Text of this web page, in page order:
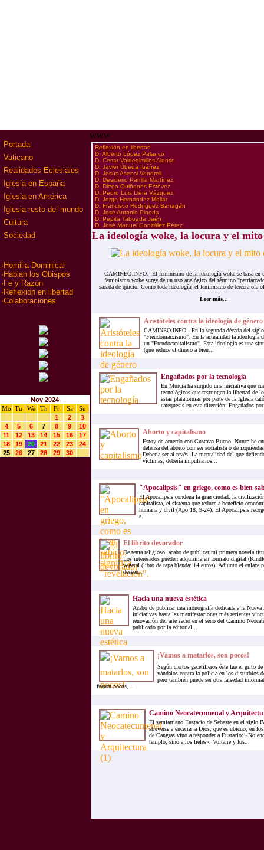
Portada
Vaticano
Realidades Eclesiales
Iglesia en España
Iglesia en América
Iglesia resto del mundo
Cultura
Sociedad
· Homilia Dominical
· Hablan los Obispos
· Fe y Razón
· Reflexion en libertad
·Colaboraciones
Nov 2024
Mo
Tu We Th Fr Sa
Su
1
2
3
4
5 6 7 8 9
10
11
12 13 14 15 16
17
18
19 20 21 22 23
24
25
26 27 28 29 30
www
·Reflexión en libertad
·D. Alberto López Palanco
·D. Cesar Valdeolmillos Alonso
·D. Javier Úbeda Ibáñez
·D. Jesús Asensi Vendrell
·D. Desiderio Parrilla Martínez
·D. Diego Quiñones Estévez
·D. Pedro Luis Llera Vázquez
·D. Jorge Hernández Mollar
·D. Francisco Rodríguez Barragán
·D. José Antonio Pineda
·D. Pepita Taboada Jaén
·D. José Manuel González Pérez
La ideología woke, la locura y el
CAMINEO.INFO.- El feminismo de la ideología woke se basa en
feminismo woke surge de un uso analógico del término
sacada de quicio. Como toda ideología, el feminismo de tercera ola
Leer más...
Aristóteles contra la ideología de género
CAMINEO.INFO.- En la segunda década del
"Freudomarxismo". En la actualidad la ideología
un "Freudocapitalismo". Esta ideología es una
(que reduce el dinero a bien...
Engañados por la tecnología
En Murcia ha surgido una iniciativa que
tecnológicos que restringen la libertad de
estas plataformas por parte de la Iglesia
catequesis en esta dirección: Engañados
Aborto y capitalismo
Estoy de acuerdo con Gustavo Bueno. Nunca he
defensa del aborto con ser socialista o de
Debería ser al revés. La mentalidad del que
víctimas, debería impulsarlos...
"Apocalipsis" en griego, como es bien
El Apocalipsis condena la gran ciudad: la
capitalista, el sistema que reduce a beneficio
humana y civil (Apo 18, 9-24). El Apocalipsis
a...
El librito devorador
De tema religioso, acabo de publicar mi primera novela
Los interesados pueden adquirirla en formato digital
vegetal (libro de tapa blanda: 14 euros). Adjunto el enlace
deseen...
Hacia una nueva estética
Acabo de publicar una monografía dedicada a la Nueva
iniciativas hasta las manifestaciones más recientes
renovación del arte sacro en el seno del Camino
publicado por la editorial...
¡Vamos a matarlos, son pocos!
Según ciertos gacetilleros éste fue el grito
vándalos contra la policía en los disturbios
pero también puede ser otra falsedad
fueron pocos,...
Camino Neocatecumenal y
El semiarriano Eustacio de Sebaste en el siglo
atreverse a encerrar a Dios, que es ubicuo, en
de Cangras vino a responder a Eustacio: «No
templo, sino a los fieles». Voltaire y los...